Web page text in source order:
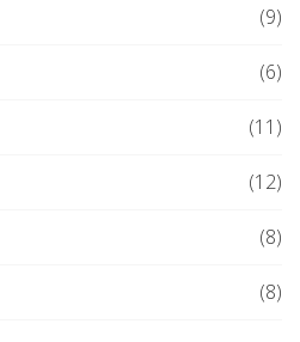
(9)
(6)
(11)
(12)
(8)
(8)